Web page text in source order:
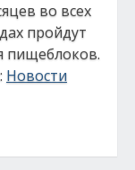
во всех
пройдут
пищеблоков.
Новости